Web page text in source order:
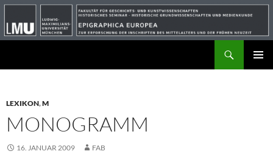
LEXIKON,M
MONOGRAMM
16. JANUAR 2009 FAB